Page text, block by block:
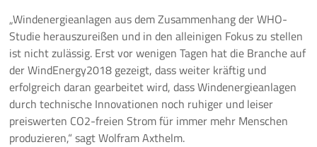
„Windenergieanlagen aus dem Zusammenhang der WHO-
Studie herauszureißen und in den alleinigen Fokus zu stellen
ist nicht zulässig. Erst vor wenigen Tagen hat die Branche auf
der WindEnergy2018 gezeigt, dass weiter kräftig und
erfolgreich daran gearbeitet wird, dass Windenergieanlagen
durch technische Innovationen noch ruhiger und leiser
preiswerten CO2-freien Strom für immer mehr Menschen
produzieren,“ sagt Wolfram Axthelm.